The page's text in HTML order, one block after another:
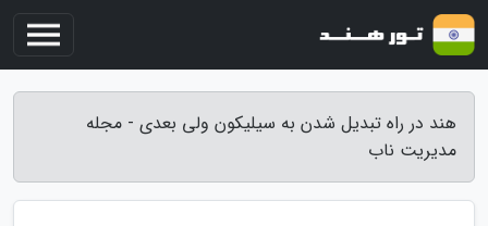
هند در راه تبدیل شدن به سیلیکون ولی بعدی - مجله
مدیریت ناب